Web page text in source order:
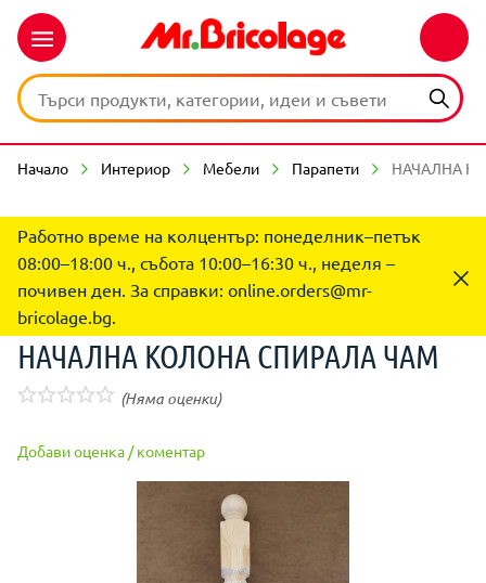
Начало Интериор Мебели Парапети НАЧАЛНА
Работно време на колцентър: понеделник–петък
08:00–18:00 ч., събота 10:00–16:30 ч., неделя –
почивен ден. За справки: online.orders@mr-
bricolage.bg.
НАЧАЛНА КОЛОНА СПИРАЛА ЧАМ
(Няма оценки)
Добави оценка / коментар